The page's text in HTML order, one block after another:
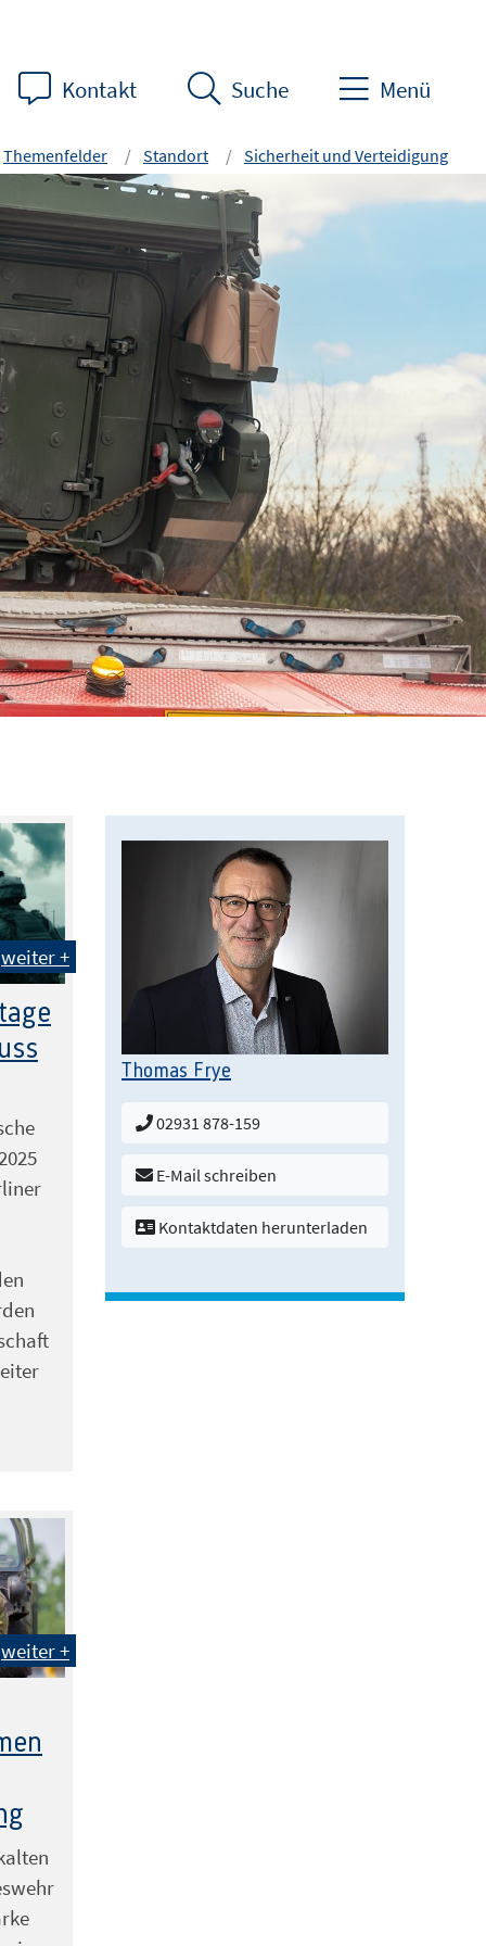
Kontakt Suche Menü
Themenfelder Standort Sicherheit und Verteidigung
KI generiert
weiter +
weiter +
Thomas Frye
02931 878-159
E-Mail schreiben
Kontaktdaten herunterladen